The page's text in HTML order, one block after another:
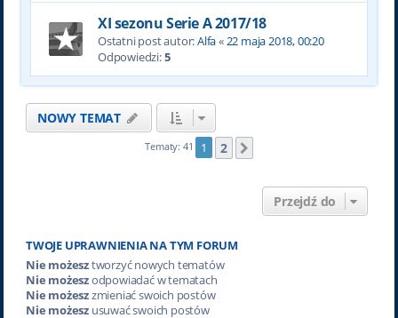
XI sezonu Serie A 2017/18
Ostatni post autor:Alfa«22 maja 2018, 00:20
Odpowiedzi:5
NOWY TEMAT
Tematy: 41 1 2
Przejdź do
TWOJE UPRAWNIENIA NA TYM FORUM
Nie możesztworzyć nowych tematów
Nie możeszodpowiadać w tematach
Nie możeszzmieniać swoich postów
Nie możeszusuwać swoich postów